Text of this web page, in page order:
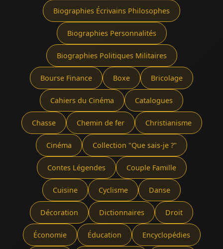
Biographies Écrivains Philosophes
Biographies Personnalités
Biographies Politiques Militaires
Bourse Finance Boxe Bricolage
Cahiers du Cinéma Catalogues
Chasse Chemin de fer Christianisme
Cinéma Collection "Que sais-je ?"
Contes Légendes Couple Famille
Cuisine Cyclisme Danse
Décoration Dictionnaires Droit
Économie Éducation Encyclopédies